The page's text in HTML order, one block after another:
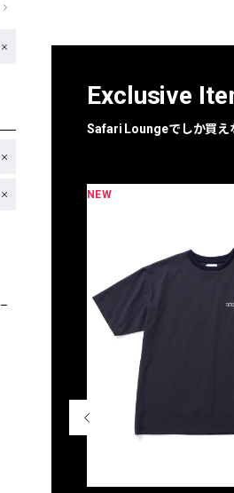
Exclusive
Safari Loungeでしか買え
NEW